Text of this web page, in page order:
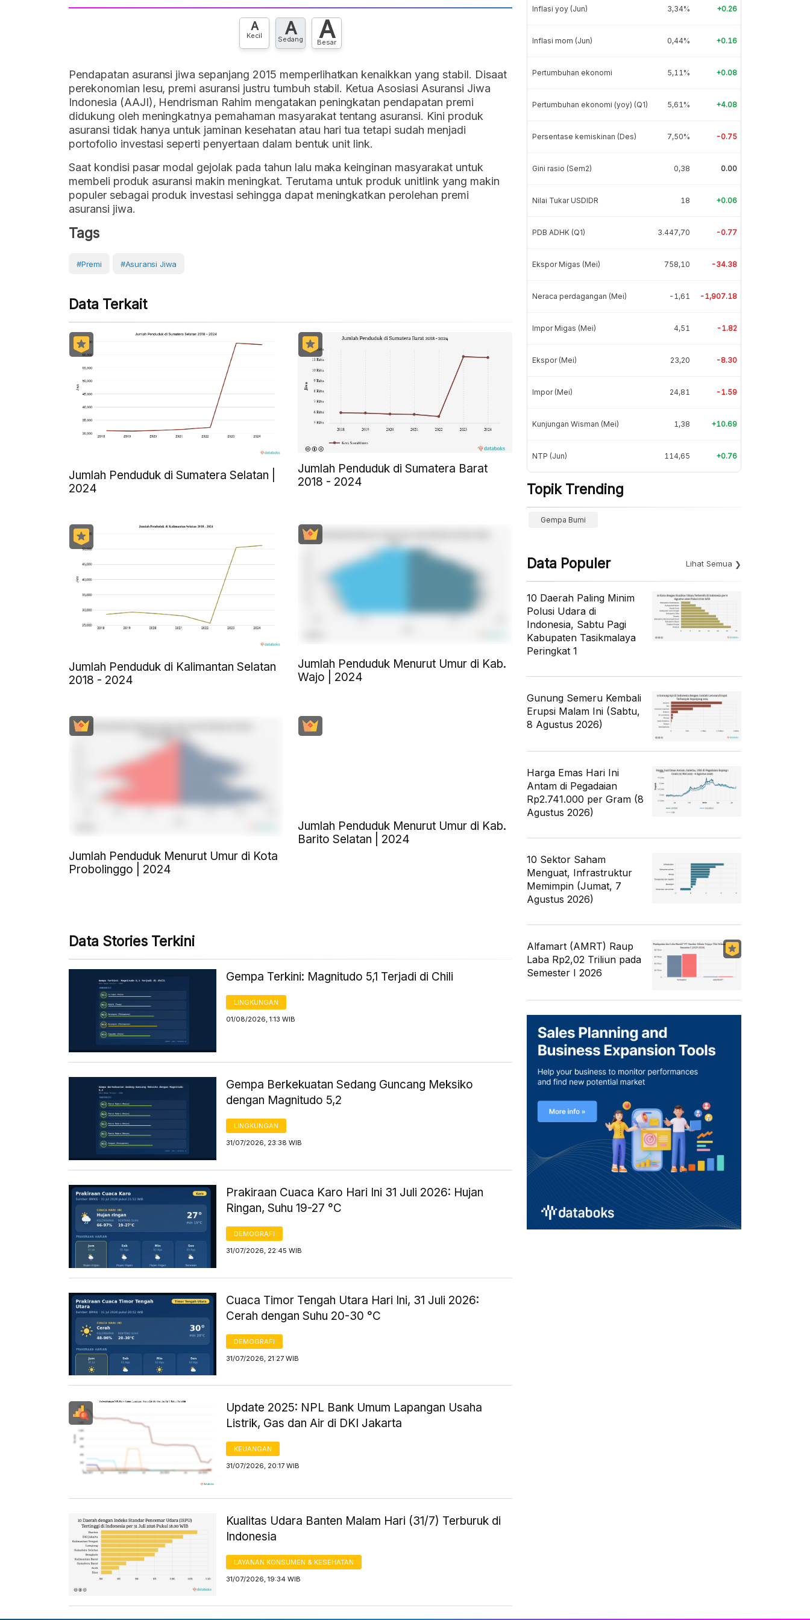
A
Kecil A
Sedang A
Besar
Pendapatan asuransi jiwa sepanjang 2015 memperlihatkan kenaikkan yang stabil. Disaat
perekonomian lesu, premi asuransi justru tumbuh stabil. Ketua Asosiasi Asuransi Jiwa
Indonesia (AAJI), Hendrisman Rahim mengatakan peningkatan pendapatan premi
didukung oleh meningkatnya pemahaman masyarakat tentang asuransi. Kini produk
asuransi tidak hanya untuk jaminan kesehatan atau hari tua tetapi sudah menjadi
portofolio investasi seperti penyertaan dalam bentuk unit link.
Saat kondisi pasar modal gejolak pada tahun lalu maka keinginan masyarakat untuk
membeli produk asuransi makin meningkat. Terutama untuk produk unitlink yang makin
populer sebagai produk investasi sehingga dapat meningkatkan perolehan premi
asuransi jiwa.
Tags
#Premi #Asuransi Jiwa
Data Terkait
Jumlah Penduduk di Sumatera Selatan |
2024
Jumlah Penduduk di Sumatera Barat
2018 - 2024
Jumlah Penduduk di Kalimantan Selatan
2018 - 2024
Jumlah Penduduk Menurut Umur di Kab.
Wajo | 2024
Jumlah Penduduk Menurut Umur di Kota
Probolinggo | 2024
Jumlah Penduduk Menurut Umur di Kab.
Barito Selatan | 2024
Data Stories Terkini
Gempa Terkini: Magnitudo 5,1 Terjadi di Chili
LINGKUNGAN
01/08/2026, 1:13 WIB
Gempa Berkekuatan Sedang Guncang Meksiko
dengan Magnitudo 5,2
LINGKUNGAN
31/07/2026, 23:38 WIB
Prakiraan Cuaca Karo Hari Ini 31 Juli 2026: Hujan
Ringan, Suhu 19-27 °C
DEMOGRAFI
31/07/2026, 22:45 WIB
Cuaca Timor Tengah Utara Hari Ini, 31 Juli 2026:
Cerah dengan Suhu 20-30 °C
DEMOGRAFI
31/07/2026, 21:27 WIB
Update 2025: NPL Bank Umum Lapangan Usaha
Listrik, Gas dan Air di DKI Jakarta
KEUANGAN
31/07/2026, 20:17 WIB
Kualitas Udara Banten Malam Hari (31/7) Terburuk di
Indonesia
LAYANAN KONSUMEN & KESEHATAN
31/07/2026, 19:34 WIB
Inflasi yoy (Jun) 3,34% +0.26
Inflasi mom (Jun) 0,44% +0.16
Pertumbuhan ekonomi 5,11% +0.08
Pertumbuhan ekonomi (yoy) (Q1) 5,61% +4.08
Persentase kemiskinan (Des) 7,50% -0.75
Gini rasio (Sem2) 0,38 0.00
Nilai Tukar USDIDR 18 +0.06
PDB ADHK (Q1) 3.447,70 -0.77
Ekspor Migas (Mei) 758,10 -34.38
Neraca perdagangan (Mei) -1,61 -1,907.18
Impor Migas (Mei) 4,51 -1.82
Ekspor (Mei) 23,20 -8.30
Impor (Mei) 24,81 -1.59
Kunjungan Wisman (Mei) 1,38 +10.69
NTP (Jun) 114,65 +0.76
Topik Trending
Gempa Bumi
Data Populer Lihat Semua
10 Daerah Paling Minim
Polusi Udara di
Indonesia, Sabtu Pagi
Kabupaten Tasikmalaya
Peringkat 1
Gunung Semeru Kembali
Erupsi Malam Ini (Sabtu,
8 Agustus 2026)
Harga Emas Hari Ini
Antam di Pegadaian
Rp2.741.000 per Gram (8
Agustus 2026)
10 Sektor Saham
Menguat, Infrastruktur
Memimpin (Jumat, 7
Agustus 2026)
Alfamart (AMRT) Raup
Laba Rp2,02 Triliun pada
Semester I 2026